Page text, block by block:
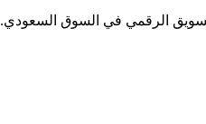
الرقمي في السوق السعودي.